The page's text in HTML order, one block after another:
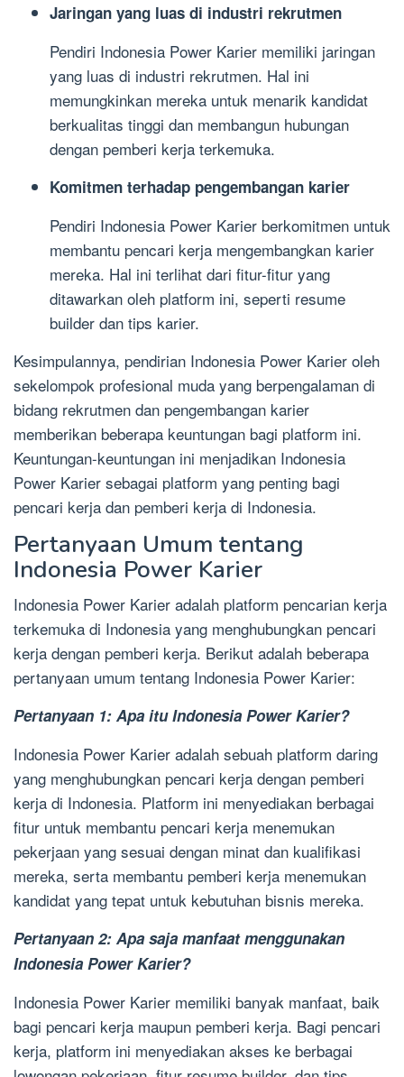
Jaringan yang luas di industri rekrutmen
Pendiri Indonesia Power Karier memiliki jaringan
yang luas di industri rekrutmen. Hal ini
memungkinkan mereka untuk menarik kandidat
berkualitas tinggi dan membangun hubungan
dengan pemberi kerja terkemuka.
Komitmen terhadap pengembangan karier
Pendiri Indonesia Power Karier berkomitmen untuk
membantu pencari kerja mengembangkan karier
mereka. Hal ini terlihat dari fitur-fitur yang
ditawarkan oleh platform ini, seperti resume
builder dan tips karier.
Kesimpulannya, pendirian Indonesia Power Karier oleh
sekelompok profesional muda yang berpengalaman di
bidang rekrutmen dan pengembangan karier
memberikan beberapa keuntungan bagi platform ini.
Keuntungan-keuntungan ini menjadikan Indonesia
Power Karier sebagai platform yang penting bagi
pencari kerja dan pemberi kerja di Indonesia.
Pertanyaan Umum tentang
Indonesia Power Karier
Indonesia Power Karier adalah platform pencarian kerja
terkemuka di Indonesia yang menghubungkan pencari
kerja dengan pemberi kerja. Berikut adalah beberapa
pertanyaan umum tentang Indonesia Power Karier:
Pertanyaan 1: Apa itu Indonesia Power Karier?
Indonesia Power Karier adalah sebuah platform daring
yang menghubungkan pencari kerja dengan pemberi
kerja di Indonesia. Platform ini menyediakan berbagai
fitur untuk membantu pencari kerja menemukan
pekerjaan yang sesuai dengan minat dan kualifikasi
mereka, serta membantu pemberi kerja menemukan
kandidat yang tepat untuk kebutuhan bisnis mereka.
Pertanyaan 2: Apa saja manfaat menggunakan
Indonesia Power Karier?
Indonesia Power Karier memiliki banyak manfaat, baik
bagi pencari kerja maupun pemberi kerja. Bagi pencari
kerja, platform ini menyediakan akses ke berbagai